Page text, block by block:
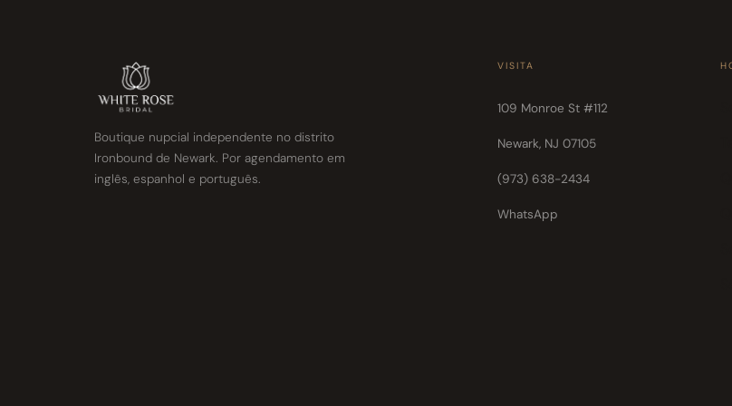
Boutique nupcial independente no distrito
Ironbound de Newark. Por agendamento em
inglês, espanhol e português.
VISITA
109 Monroe St #112
Newark, NJ 07105
(973) 638-2434
WhatsApp